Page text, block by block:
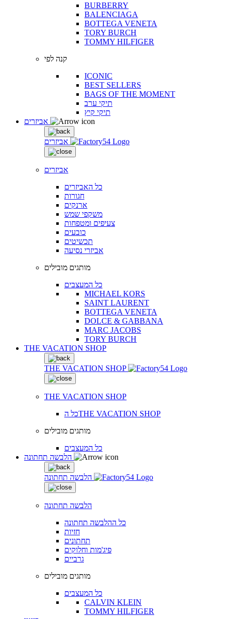
BURBERRY
BALENCIAGA
BOTTEGA VENETA
TORY BURCH
TOMMY HILFIGER
קנה לפי
ICONIC
BEST SELLERS
BAGS OF THE MOMENT
תיקי ערב
תיקי קיץ
אביזרים
אביזרים
כל האביזרים
חגורות
ארנקים
משקפי שמש
צעיפים ומטפחות
כובעים
תכשיטים
אביזרי נסיעה
מותגים מובילים
כל המעצבים
MICHAEL KORS
SAINT LAURENT
BOTTEGA VENETA
DOLCE & GABBANA
MARC JACOBS
TORY BURCH
THE VACATION SHOP
THE VACATION SHOP
THE VACATION SHOP
כל הTHE VACATION SHOP
מותגים מובילים
כל המעצבים
הלבשה תחתונה
הלבשה תחתונה
כל ההלבשה תחתונה
חזיות
תחתונים
פיג'מות וחלוקים
גרביים
מותגים מובילים
כל המעצבים
CALVIN KLEIN
TOMMY HILFIGER